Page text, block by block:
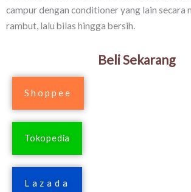
campur dengan conditioner yang lain secara
rambut, lalu bilas hingga bersih.
Beli Sekarang
Shoppee
Tokopedia
Lazada